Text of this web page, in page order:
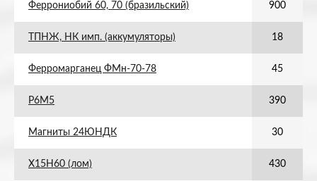
Феррониобий 60, 70 (бразильский) 900
ТПНЖ, НК имп. (аккумуляторы) 18
Ферромарганец ФМн-70-78 45
Р6М5 390
Магниты 24ЮНДК 30
Х15Н60 (лом) 430